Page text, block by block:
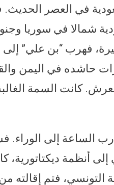
في العصر الحديث.
شمالا في سوريا
فهرب “بن علي” إلى
حاشده في اليمن
كانت السمة
الساعة إلى الوراء.
إلى أنظمة ديكتاتورية،
فتم إقالته